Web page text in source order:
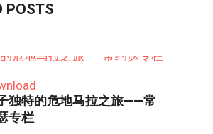
POSTS
独特的危地马拉之旅——常
专栏